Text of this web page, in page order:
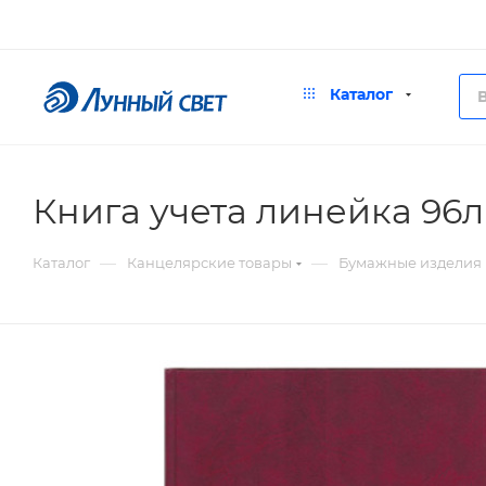
Каталог
Книга учета линейка
Каталог — Канцелярские товары — Бумажные изделия